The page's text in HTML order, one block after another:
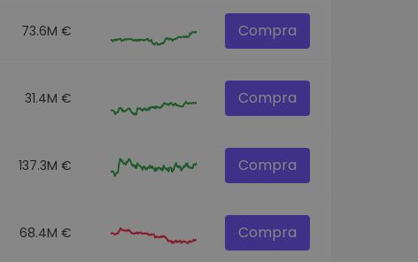
73.6M € Compra
31.4M € Compra
137.3M € Compra
68.4M € Compra